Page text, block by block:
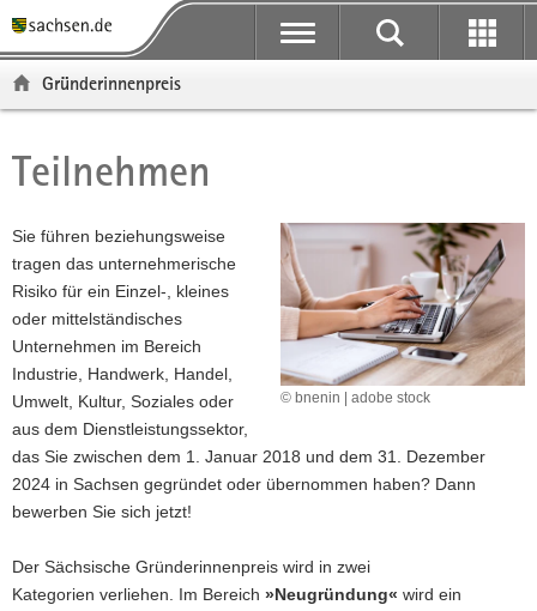
t
e
r
g
r
e
i
f
e
n
d
e
a
v
t
v
i
g
a
t
i
o
n
p
a
l
t
t
e
r
e
i
c
h
Gründerinnenpreis
Hauptinhalt
Teilnehmen
© bnenin | adobe stock
Sie führen beziehungsweise
tragen das unternehmerische
Risiko für ein Einzel-, kleines
oder mittelständisches
Unternehmen im Bereich
Industrie, Handwerk, Handel,
Umwelt, Kultur, Soziales oder
aus dem Dienstleistungssektor,
das Sie zwischen dem 1. Januar 2018 und dem 31. Dezember
2024 in Sachsen gegründet oder übernommen haben? Dann
bewerben Sie sich jetzt!
Der Sächsische Gründerinnenpreis wird in zwei
Kategorien verliehen. Im Bereich »Neugründung« wird ein